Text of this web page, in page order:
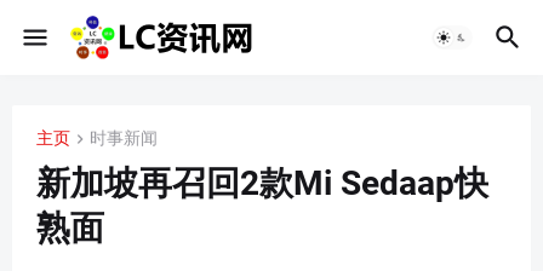
主页 时事新闻
新加坡再召回2款Mi Sedaap快
熟面